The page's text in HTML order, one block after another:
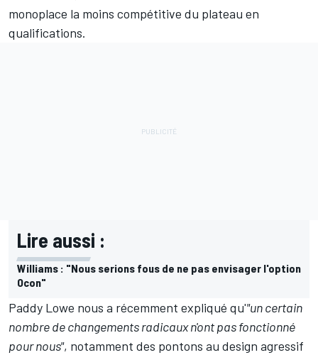
monoplace la moins compétitive du plateau en
qualifications.
Lire aussi :
Williams : "Nous serions fous de ne pas envisager l'option
Ocon"
Paddy Lowe nous a récemment expliqué qu'"un certain
nombre de changements radicaux n'ont pas fonctionné
pour nous", notamment des pontons au design agressif